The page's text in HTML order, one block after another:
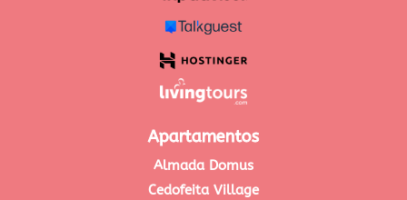
Apartamentos
Almada Domus
Cedofeita Village